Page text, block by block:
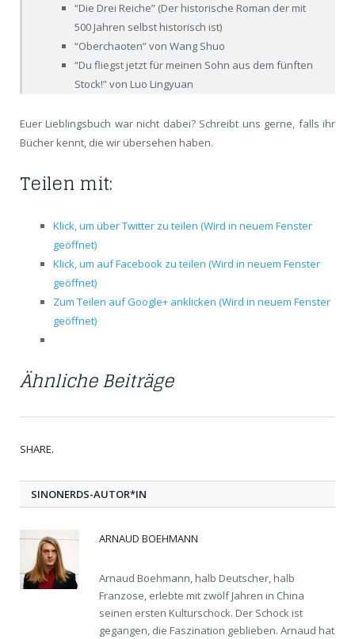
“Die Drei Reiche” (Der historische Roman der mit
500 Jahren selbst historisch ist)
“Oberchaoten” von Wang Shuo
“Du fliegst jetzt für meinen Sohn aus dem fünften
Stock!” von Luo Lingyuan
Euer Lieblingsbuch war nicht dabei? Schreibt uns gerne, falls ihr
Bücher kennt, die wir übersehen haben.
Teilen mit:
Klick, um über Twitter zu teilen (Wird in neuem Fenster
geöffnet)
Klick, um auf Facebook zu teilen (Wird in neuem Fenster
geöffnet)
Zum Teilen auf Google+ anklicken (Wird in neuem Fenster
geöffnet)
Ähnliche Beiträge
SHARE.
SINONERDS-AUTOR*IN
ARNAUD BOEHMANN
Arnaud Boehmann, halb Deutscher, halb
Franzose, erlebte mit zwölf Jahren in China
seinen ersten Kulturschock. Der Schock ist
gegangen, die Faszination geblieben. Arnaud hat